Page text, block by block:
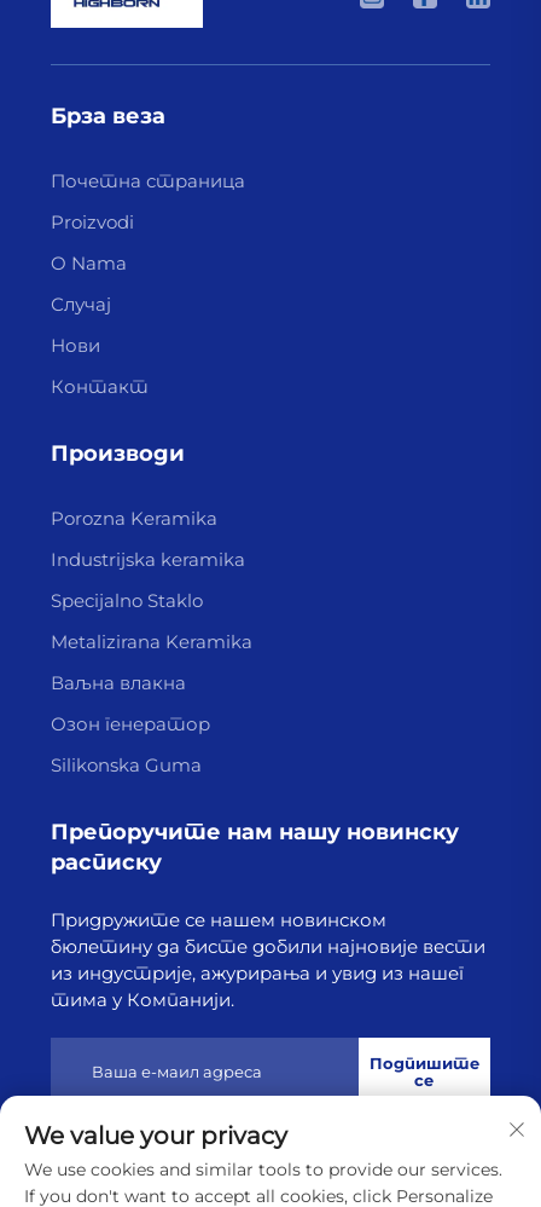
Брза веза
Почетна страница
Proizvodi
O Nama
Случај
Нови
Контакт
Производи
Porozna Keramika
Industrijska keramika
Specijalno Staklo
Metalizirana Keramika
Ваљна влакна
Озон генератор
Silikonska Guma
Препоручите нам нашу новинску
расписку
Придружите се нашем новинском
бюлетину да бисте добили најновије вести
из индустрије, ажурирања и увид из нашег
тима у Компанији.
Подпишите
се
Ауторско право © 2025 од стране Лиањунганга Хајборн
Технологија Цо, Лтд.
Политике приватности
We value your privacy
We use cookies and similar tools to provide our services.
If you don't want to accept all cookies, click Personalize